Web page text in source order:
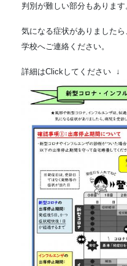
判別が難しい部分もあります
気になる症状がありました
学校へご連絡ください。
詳細はClickしてください ↓